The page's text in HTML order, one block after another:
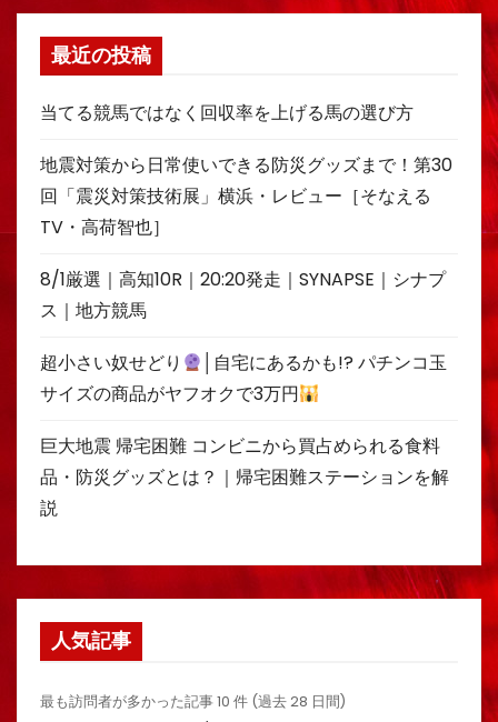
最近の投稿
当てる競馬ではなく回収率を上げる馬の選び方
地震対策から日常使いできる防災グッズまで！第30
回「震災対策技術展」横浜・レビュー［そなえる
TV・高荷智也］
8/1厳選｜高知10R｜20:20発走｜SYNAPSE｜シナプ
ス｜地方競馬
超小さい奴せどり
│自宅にあるかも!? パチンコ玉
サイズの商品がヤフオクで3万円
巨大地震 帰宅困難 コンビニから買占められる食料
品・防災グッズとは？｜帰宅困難ステーションを解
説
人気記事
最も訪問者が多かった記事 10 件 (過去 28 日間)